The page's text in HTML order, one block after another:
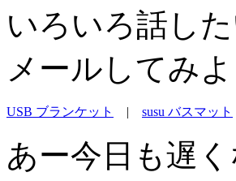
いろいろ話し
メールしてみ
USB ブランケット | susu バスマット
あー今日も遅